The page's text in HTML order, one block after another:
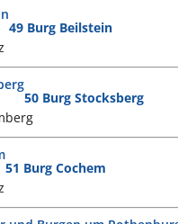
49 Burg Beilstein
50 Burg Stocksberg
51 Burg Cochem